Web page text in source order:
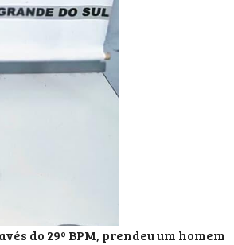
do 29º BPM, prendeu um homem